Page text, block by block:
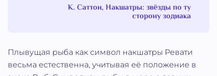
К. Саттон, Накшатры: звёзды по ту
сторону зодиака
Плывущая рыба как символ накшатры Ревати
весьма естественна, учитывая её положение в